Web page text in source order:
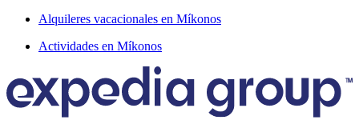
Alquileres vacacionales en Míkonos
Actividades en Míkonos